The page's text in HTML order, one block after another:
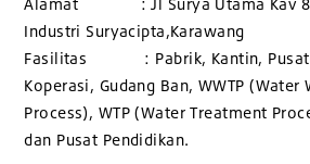
Alamat : Jl Surya Utama Kav 8-
Industri Suryacipta,Karawang
Fasilitas : Pabrik, Kantin, Pusat
Koperasi, Gudang Ban, WWTP (Water
Process), WTP (Water Treatment
dan Pusat Pendidikan.